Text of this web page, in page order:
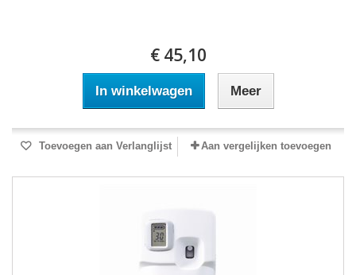
€ 45,10
In winkelwagen Meer
Toevoegen aan Verlanglijst Aan vergelijken toevoegen